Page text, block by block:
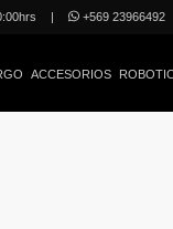
| +569 23966492
ACCESORIOS